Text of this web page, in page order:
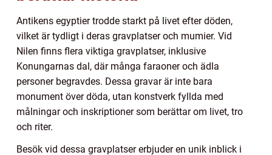
Antikens egyptier trodde starkt på livet efter döden,
vilket är tydligt i deras gravplatser och mumier. Vid
Nilen finns flera viktiga gravplatser, inklusive
Konungarnas dal, där många faraoner och ädla
personer begravdes. Dessa gravar är inte bara
monument över döda, utan konstverk fyllda med
målningar och inskriptioner som berättar om livet, tro
och riter.
Besök vid dessa gravplatser erbjuder en unik inblick i